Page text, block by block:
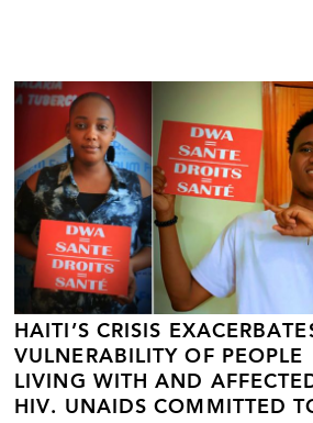
HAITI’S CRISIS
VULNERABILITY OF PEOPLE
LIVING WITH AND
HIV. UNAIDS COMMITTED